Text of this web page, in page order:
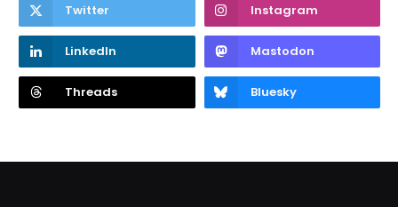
Twitter Instagram
LinkedIn Mastodon
Threads Bluesky